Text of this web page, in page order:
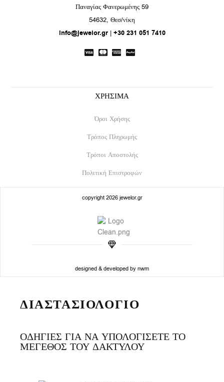
e
b
o
o
k
t
a
g
r
a
Παναγίας Φανερωμένης 59
54632, Θεσ/νίκη
info@jewelor.gr| +30 231 051 7410
ΧΡΗΣΙΜΑ
Όροι Χρήσης
Τρόπος Πληρωμής
Τρόποι Αποστολής
Πολιτική Επιστροφών
copyright 2026 jewelor.gr
designed & developed by nwm
ΔΙΑΣΤΑΣΙΟΛΟΓΙΟ
ΟΔΗΓΙΕΣ ΓΙΑ ΝΑ ΥΠΟΛΟΓΙΣΕΤΕ ΤΟ
ΜΕΓΕΘΟΣ ΤΟΥ ΔΑΚΤΥΛΟΥ